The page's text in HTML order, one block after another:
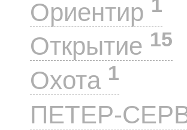
Ориентир 1
Открытие 15
Охота 1
ПЕТЕР-